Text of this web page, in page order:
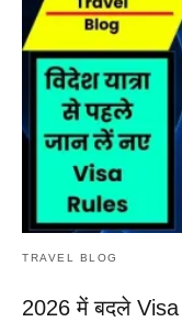
TRAVEL BLOG
2026 में बदले